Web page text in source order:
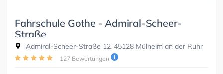
Fahrschule Gothe - Admiral-Scheer-
Straße
Admiral-Scheer-Straße 12, 45128 Mülheim an der Ruhr
127 Bewertungen